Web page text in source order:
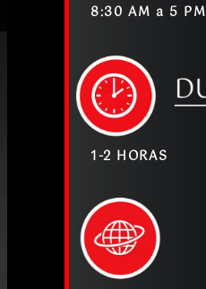
8:30 AM a 5 PM
1-2 HORAS